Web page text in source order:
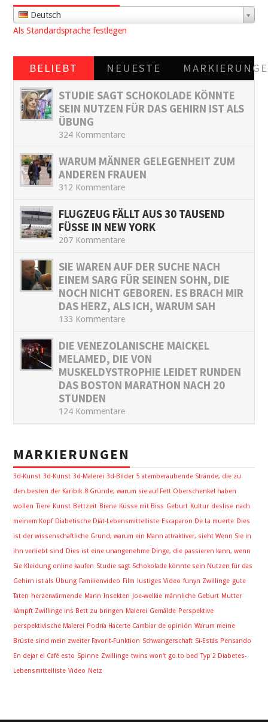
Deutsch
Als Standardsprache festlegen
BELIEBT NEUESTE
STUDIE SAGT SCHOKOLADE KÖNNTE
SEIN NUTZEN FÜR DAS GEHIRN IST ALS
ÜBUNG
324 Kommentare
WARUM MÄNNER GELEGENHEIT ZUM
ANDEREN FRAUEN
312 Kommentare
FLUGZEUG FÄLLT AUS 30 TAUSEND
FÜSSE IN NEW YORK
207 Kommentare
SIE WAREN AUF DER SUCHE NACH
EINEM SARG FÜR SEINEN SOHN, DIE
NOCH NICHT GEBOREN. ES BRACH MIR
DAS HERZ, ALS ICH, WARUM SAH
133 Kommentare
DIE VENEZOLANISCHE MAICKEL
MELAMED, DIE VON
MUSKELDYSTROPHIE LEIDET RUNDEN
DAS BOSTON MARATHON NACH 20
STUNDEN
124 Kommentare
MARKIERUNGEN
3d-Kunst 3d-Kunst 3d-Malerei 3d-Bilder 5 atemberaubende Strände, die zu
den besten der Karibik 8 Gründe, warum sie auf Fett Oberschenkel haben
wollen Tiere Kunst Bettzeit Biene Küsse mit Biss Geburt Kultur deslise nach
meinem Kopf Diabetische Diät-Lebensmittelliste Escaparon De La muerte Dies
ist der wissenschaftliche Grund, warum ein Mann attraktiver, sieht Wenn Sie in
ihn verliebt sind Dies ist eine unangenehme Dinge, die passieren kann, wenn
Sie Kleidung online kaufen Studie sagt Schokolade könnte sein Nutzen für das
Gehirn ist als Übung Familienvideo Film lustiges Video funyn Zwillinge gute
Taten herzerwärmende Mann Insekten Joe-welkie männliche Geburt Mutter
kämpft Zwillinge ins Bett zu bringen Malerei Gemälde Perspektive
perspektivische Malerei Podría Hacerte Cambiar de opinión Warum meine
Brüste sind mein zweiter Favorit-Funktion Schwangerschaft Si-Estás Pensando
En dejar el Café esto Spinne Zwillinge twins won't go to bed Typ 2 Diabetes-
Lebensmittelliste Video Netz